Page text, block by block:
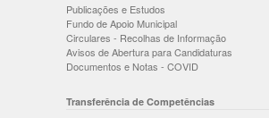
Publicações e Estudos
Fundo de Apoio Municipal
Circulares - Recolhas de Informação
Avisos de Abertura para Candidaturas
Documentos e Notas - COVID
Transferência de Competências